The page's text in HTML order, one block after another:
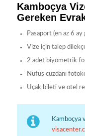
Kamboçya
Gereken
Pasaport (en az 6 ay
Vize için talep
2 adet biyometrik
Nüfus cüzdanı
Uçak bileti ve otel
Kamboçya